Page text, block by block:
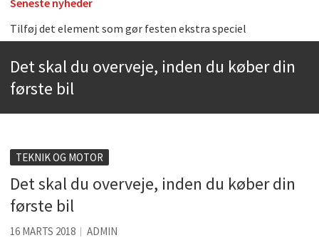
Seneste nyheder
Tilføj det element som gør festen ekstra speciel
Det uundværlige køkkenredskab
Hvor finder man selskabslokaler i København?
Få baren hjem til dig
Det er blevet nemmere at spise sund mad ude
De fem bedste brunchsteder på Sjælland
Sjove oplevelsesmuligheder i København
Det skal du overveje, inden du køber din
første bil
TEKNIK OG MOTOR
Det skal du overveje, inden du køber din
første bil
16 MARTS 2018 ADMIN